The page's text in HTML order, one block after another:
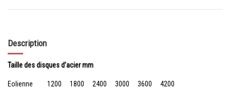
Description
Taille des disques d’acier mm
Eolienne 1200 1800 2400 3000 3600
4200